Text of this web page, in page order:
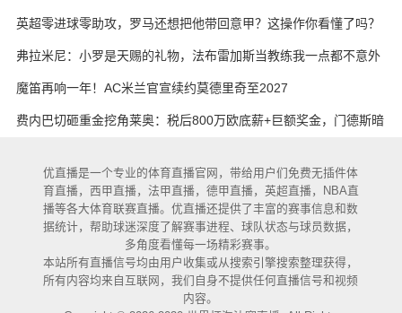
英超零进球零助攻，罗马还想把他带回意甲？这操作你看懂了吗？
弗拉米尼：小罗是天赐的礼物，法布雷加斯当教练我一点都不意外
魔笛再响一年！AC米兰官宣续约莫德里奇至2027
费内巴切砸重金挖角莱奥：税后800万欧底薪+巨额奖金，门德斯暗
优直播是一个专业的体育直播官网，带给用户们免费无插件体
育直播，西甲直播，法甲直播，德甲直播，英超直播，NBA直
播等各大体育联赛直播。优直播还提供了丰富的赛事信息和数
据统计，帮助球迷深度了解赛事进程、球队状态与球员数据，
多角度看懂每一场精彩赛事。
本站所有直播信号均由用户收集或从搜索引擎搜索整理获得，
所有内容均来自互联网，我们自身不提供任何直播信号和视频
内容。